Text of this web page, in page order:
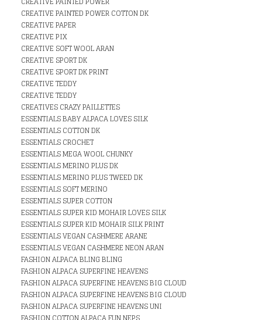
CREATIVE PAINTED POWER COTTON DK
CREATIVE PAPER
CREATIVE PIX
CREATIVE SOFT WOOL ARAN
CREATIVE SPORT DK
CREATIVE SPORT DK PRINT
CREATIVE TEDDY
CREATIVE TEDDY
CREATIVES CRAZY PAILLETTES
ESSENTIALS BABY ALPACA LOVES SILK
ESSENTIALS COTTON DK
ESSENTIALS CROCHET
ESSENTIALS MEGA WOOL CHUNKY
ESSENTIALS MERINO PLUS DK
ESSENTIALS MERINO PLUS TWEED DK
ESSENTIALS SOFT MERINO
ESSENTIALS SUPER COTTON
ESSENTIALS SUPER KID MOHAIR LOVES SILK
ESSENTIALS SUPER KID MOHAIR SILK PRINT
ESSENTIALS VEGAN CASHMERE ARANE
ESSENTIALS VEGAN CASHMERE NEON ARAN
FASHION ALPACA BLING BLING
FASHION ALPACA SUPERFINE HEAVENS
FASHION ALPACA SUPERFINE HEAVENS BIG CLOUD
FASHION ALPACA SUPERFINE HEAVENS BIG CLOUD
FASHION ALPACA SUPERFINE HEAVENS UNI